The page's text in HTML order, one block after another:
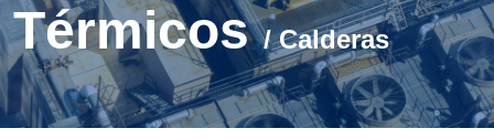
Térmicos/ Calderas